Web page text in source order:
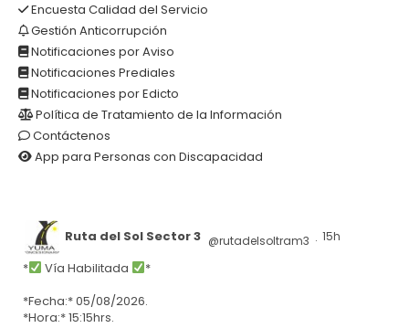
Encuesta Calidad del Servicio
Gestión Anticorrupción
Notificaciones por Aviso
Notificaciones Prediales
Notificaciones por Edicto
Política de Tratamiento de la Información
Contáctenos
App para Personas con Discapacidad
Ruta del Sol Sector 3 @rutadelsoltram3 · 15h
* Vía Habilitada
*
*Fecha:* 05/08/2026.
*Hora:* 15:15hrs.